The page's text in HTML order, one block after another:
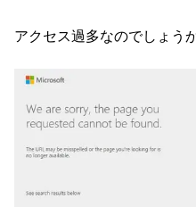
アクセス過多なのでしょう